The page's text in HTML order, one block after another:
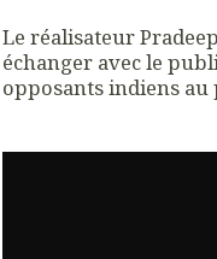
Le réalisateur
échanger avec le
opposants indiens au